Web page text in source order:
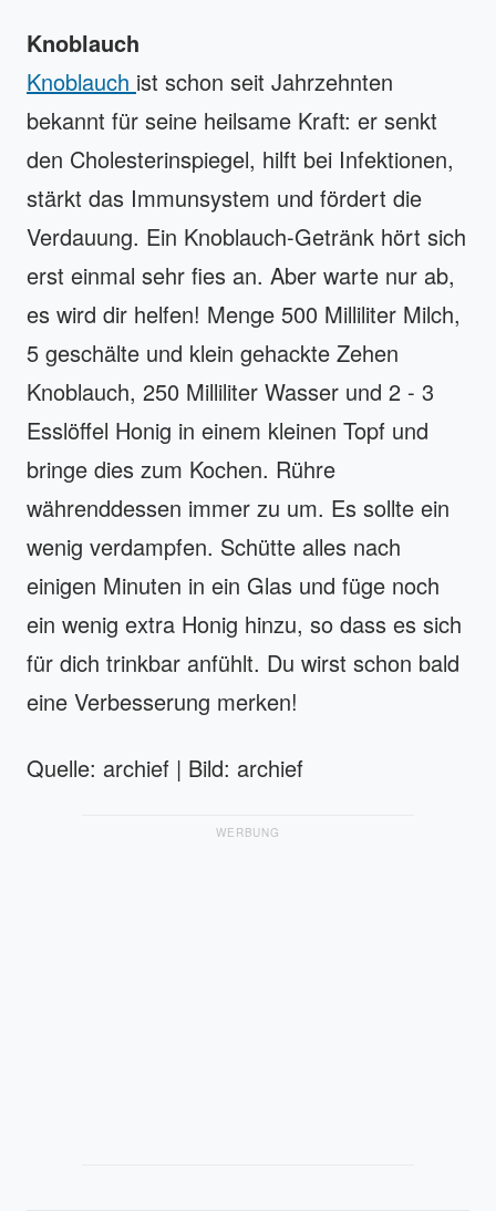
Knoblauch
Knoblauch ist schon seit Jahrzehnten
bekannt für seine heilsame Kraft: er senkt
den Cholesterinspiegel, hilft bei Infektionen,
stärkt das Immunsystem und fördert die
Verdauung. Ein Knoblauch-Getränk hört sich
erst einmal sehr fies an. Aber warte nur ab,
es wird dir helfen! Menge 500 Milliliter Milch,
5 geschälte und klein gehackte Zehen
Knoblauch, 250 Milliliter Wasser und 2 - 3
Esslöffel Honig in einem kleinen Topf und
bringe dies zum Kochen. Rühre
währenddessen immer zu um. Es sollte ein
wenig verdampfen. Schütte alles nach
einigen Minuten in ein Glas und füge noch
ein wenig extra Honig hinzu, so dass es sich
für dich trinkbar anfühlt. Du wirst schon bald
eine Verbesserung merken!
Quelle: archief | Bild: archief
WERBUNG